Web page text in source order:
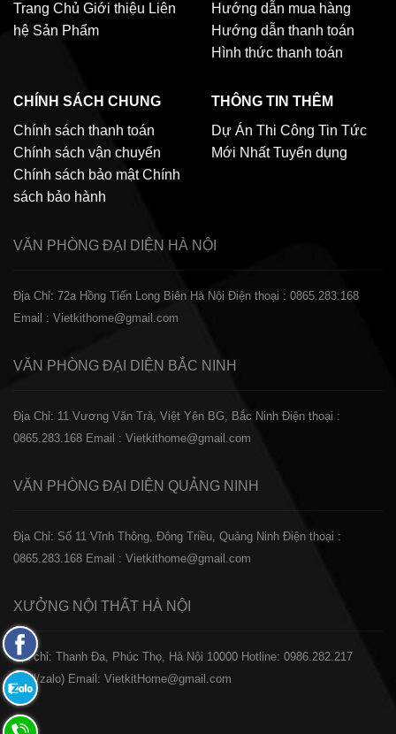
Trang Chủ Giới thiệu Liên
hệ Sản Phẩm
Hướng dẫn mua hàng
Hướng dẫn thanh toán
Hình thức thanh toán
CHÍNH SÁCH CHUNG
Chính sách thanh toán
Chính sách vận chuyển
Chính sách bảo mật Chính
sách bảo hành
THÔNG TIN THÊM
Dự Án Thi Công Tin Tức
Mới Nhất Tuyển dụng
VĂN PHÒNG ĐẠI DIỆN HÀ NỘI
Địa Chỉ: 72a Hồng Tiến Long Biên Hà Nội Điện thoại : 0865.283.168
Email : Vietkithome@gmail.com
VĂN PHÒNG ĐẠI DIỆN BẮC NINH
Địa Chỉ: 11 Vương Văn Trà, Việt Yên BG, Bắc Ninh Điện thoại :
0865.283.168 Email : Vietkithome@gmail.com
VĂN PHÒNG ĐẠI DIỆN QUẢNG NINH
Địa Chỉ: Số 11 Vĩnh Thông, Đông Triều, Quảng Ninh Điện thoại :
0865.283.168 Email : Vietkithome@gmail.com
XƯỞNG NỘI THẤT HÀ NỘI
️Địa chỉ: Thanh Đa, Phúc Thọ, Hà Nội 10000 Hotline: 0986.282.217
(Call/zalo) Email: VietkitHome@gmail.com
Fanpage
Facebook
Zalo:
0865.283.168